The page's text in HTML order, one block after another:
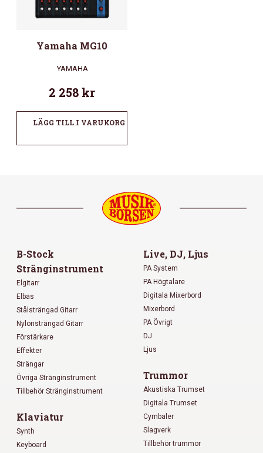
Yamaha MG10
YAMAHA
2 258 kr
LÄGG TILL I VARUKORG
B-Stock
Stränginstrument
Elgitarr
Elbas
Stålsträngad Gitarr
Nylonsträngad Gitarr
Förstärkare
Effekter
Strängar
Övriga Stränginstrument
Tillbehör Stränginstrument
Klaviatur
Synth
Keyboard
Live, DJ, Ljus
PA System
PA Högtalare
Digitala Mixerbord
Mixerbord
PA Övrigt
DJ
Ljus
Trummor
Akustiska Trumset
Digitala Trumset
Cymbaler
Slagverk
Tillbehör trummor